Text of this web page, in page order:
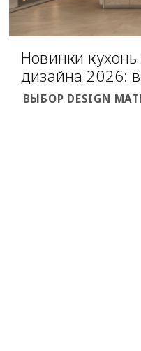
Новинки
дизайна 2026:
ВЫБОР DESIGN